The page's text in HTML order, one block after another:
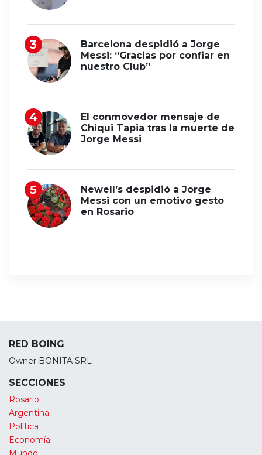
Barcelona despidió a Jorge
Messi: “Gracias por confiar en
nuestro Club”
El conmovedor mensaje de
Chiqui Tapia tras la muerte de
Jorge Messi
Newell’s despidió a Jorge
Messi con un emotivo gesto
en Rosario
RED BOING
Owner BONITA SRL
SECCIONES
Rosario
Argentina
Política
Economía